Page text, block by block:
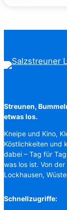
Streunen,
etwas los.
Kneipe und Kino,
Köstlichkeiten und
dabei – Tag für
was los ist. Von
Lockhausen,
Schnellzugriffe: